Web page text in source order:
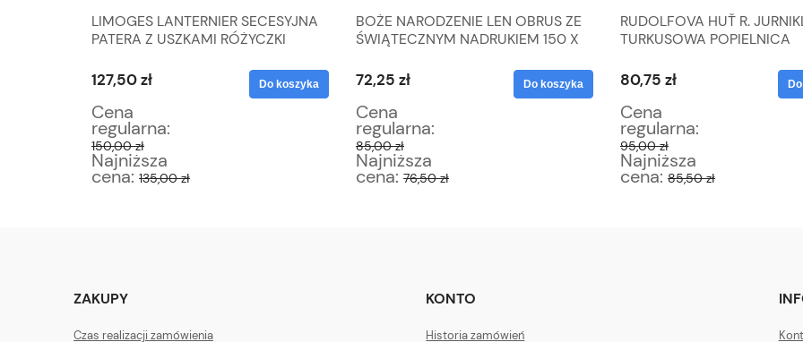
LIMOGES LANTERNIER SECESYJNA
PATERA Z USZKAMI RÓŻYCZKI
127,50 zł
Cena
regularna:
150,00 zł
Najniższa
cena: 135,00 zł
Do koszyka
BOŻE NARODZENIE LEN OBRUS ZE
ŚWIĄTECZNYM NADRUKIEM 150 X
72,25 zł
Cena
regularna:
85,00 zł
Najniższa
cena: 76,50 zł
Do koszyka
RUDOLFOVA HUŤ R.
TURKUSOWA POPIELNICA
80,75 zł
Cena
regularna:
95,00 zł
Najniższa
cena: 85,50 zł
ZAKUPY
Czas realizacji zamówienia
KONTO
Historia zamówień